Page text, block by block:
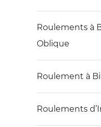
Roulements à
Oblique
Roulement à
Roulements